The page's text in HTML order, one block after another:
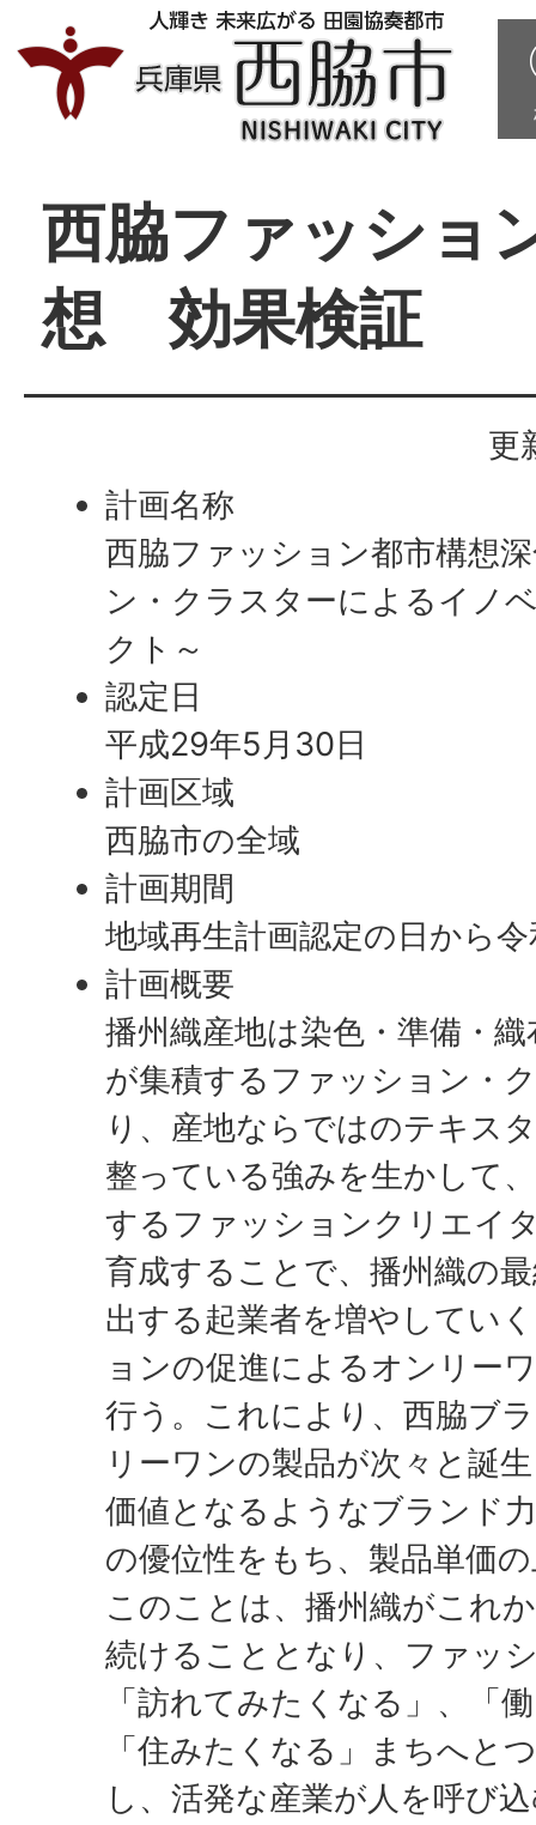
西脇ファッショ
想 効果検証
更
計画名称
西脇ファッション都市構想
ン・クラスターによるイノ
クト～
認定日
平成29年5月30日
計画区域
西脇市の全域
計画期間
地域再生計画認定の日から
計画概要
播州織産地は染色・準備・
が集積するファッション・
り、産地ならではのテキス
整っている強みを生かして
するファッションクリエイ
育成することで、播州織の
出する起業者を増やしてい
ョンの促進によるオンリー
行う。これにより、西脇ブ
リーワンの製品が次々と誕
価値となるようなブランド
の優位性をもち、製品単価
このことは、播州織がこれ
続けることとなり、ファッ
「訪れてみたくなる」、「
「住みたくなる」まちへと
し、活発な産業が人を呼び